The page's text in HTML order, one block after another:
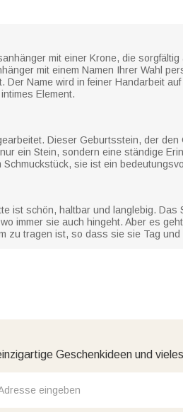
mit einer Krone, die
mit einem Namen Ihrer Wahl
Name wird in feiner Handarbeit
Element.
Dieser Geburtsstein, der
ein Stein, sondern eine ständige
sie ist ein
ist schön, haltbar und langlebig.
immer sie auch hingeht. Aber es
zu tragen ist, so dass sie sie Tag
Geschenkideen und